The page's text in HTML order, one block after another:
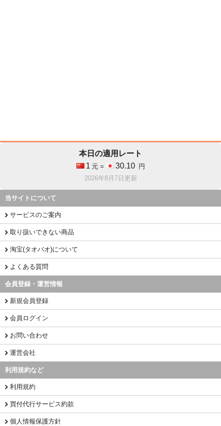
本日の適用レート
1 元 = 30.10
円
2026年8月7日更新
当サイトについて
サービスのご案内
取り扱いできない商品
淘宝(タオバオ)について
よくある質問
会員登録・運営情報
新規会員登録
会員ログイン
お問い合わせ
運営会社
利用規約など
利用規約
買付代行サービス約款
個人情報保護方針